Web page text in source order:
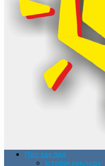
Про заклад
Історія закладу